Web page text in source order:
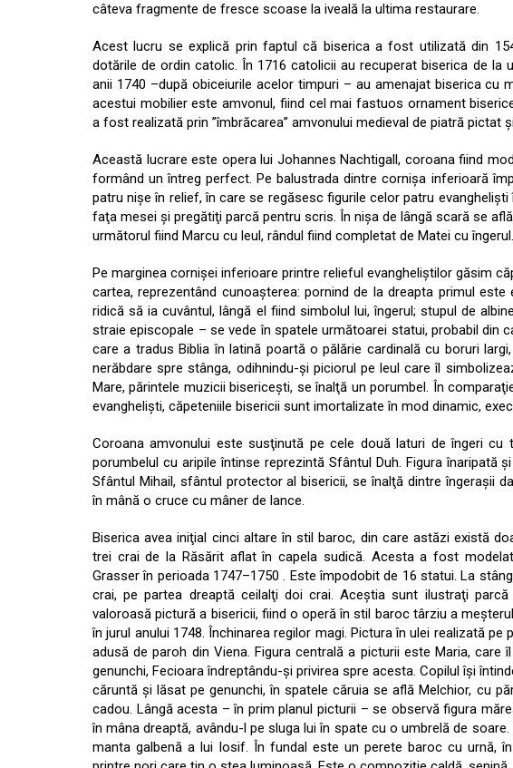
câteva fragmente de fresce scoase la iveală la ultima restaurare.
Acest lucru se explică prin faptul că biserica a fost utilizată din
dotările de ordin catolic. În 1716 catolicii au recuperat biserica de la
anii 1740 –după obiceiurile acelor timpuri – au amenajat biserica
acestui mobilier este amvonul, fiind cel mai fastuos ornament
a fost realizată prin ”îmbrăcarea” amvonului medieval de piatră pictat
Această lucrare este opera lui Johannes Nachtigall, coroana fiind
formând un întreg perfect. Pe balustrada dintre cornişa inferioară
patru nişe în relief, în care se regăsesc figurile celor patru
faţa mesei şi pregătiţi parcă pentru scris. În nişa de lângă scară se
următorul fiind Marcu cu leul, rândul fiind completat de Matei cu îngerul.
Pe marginea cornişei inferioare printre relieful evangheliştilor găsim
cartea, reprezentând cunoaşterea: pornind de la dreapta primul
ridică să ia cuvântul, lângă el fiind simbolul lui, îngerul; stupul de
straie episcopale – se vede în spatele următoarei statui, probabil din
care a tradus Biblia în latină poartă o pălărie cardinală cu boruri
nerăbdare spre stânga, odihnindu-şi piciorul pe leul care îl
Mare, părintele muzicii bisericeşti, se înalţă un porumbel. În
evanghelişti, căpeteniile bisericii sunt imortalizate în mod dinamic,
Coroana amvonului este susţinută pe cele două laturi de îngeri cu
porumbelul cu aripile întinse reprezintă Sfântul Duh. Figura înaripată
Sfântul Mihail, sfântul protector al bisericii, se înalţă dintre îngeraşii
în mână o cruce cu mâner de lance.
Biserica avea iniţial cinci altare în stil baroc, din care astăzi există
trei crai de la Răsărit aflat în capela sudică. Acesta a fost
Grasser în perioada 1747–1750 . Este împodobit de 16 statui. La
crai, pe partea dreaptă ceilalţi doi crai. Aceştia sunt ilustraţi
valoroasă pictură a bisericii, fiind o operă în stil baroc târziu a
în jurul anului 1748. Închinarea regilor magi. Pictura în ulei realizată
adusă de paroh din Viena. Figura centrală a picturii este Maria,
genunchi, Fecioara îndreptându-şi privirea spre acesta. Copilul îşi
căruntă şi lăsat pe genunchi, în spatele căruia se află Melchior, cu
cadou. Lângă acesta – în prim planul picturii – se observă figura
în mâna dreaptă, avându-l pe sluga lui în spate cu o umbrelă de
manta galbenă a lui Iosif. În fundal este un perete baroc cu urnă,